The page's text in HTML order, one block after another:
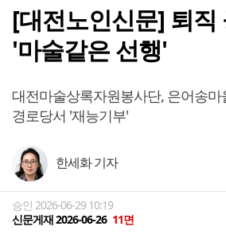
[대전노인신문] 퇴직
'마술같은 선행'
대전마술상록자원봉사단, 은어송
경로당서 '재능기부'
한세화 기자
승인 2026-06-29 10:19
신문게재 2026-06-26 11면